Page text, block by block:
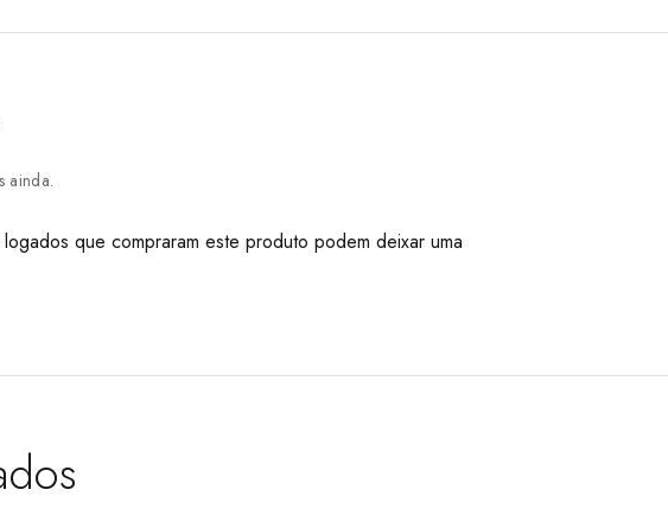
ainda.
que compraram este produto podem deixar uma